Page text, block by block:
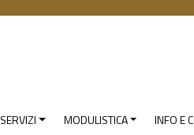
SERVIZI MODULISTICA INFO E